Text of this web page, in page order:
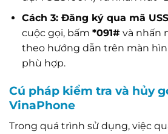
Cách 3: Đăng ký qua mã
cuộc gọi, bấm *091#và nhấn
theo hướng dẫn trên màn
phù hợp.
Cú pháp kiểm tra và hủy
VinaPhone
Trong quá trình sử dụng, việc